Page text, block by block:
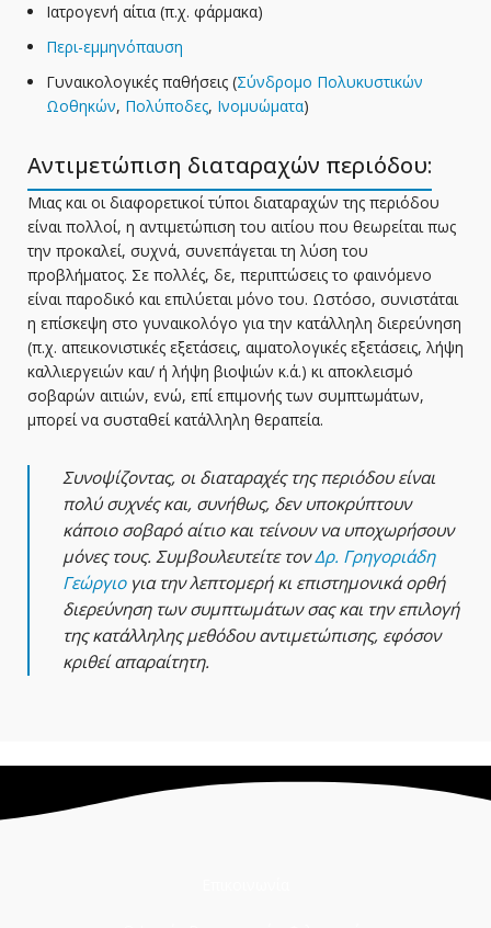
Ιατρογενή αίτια (π.χ. φάρμακα)
Περι-εμμηνόπαυση
Γυναικολογικές παθήσεις (Σύνδρομο Πολυκυστικών
Ωοθηκών, Πολύποδες, Ινομυώματα)
Αντιμετώπιση διαταραχών περιόδου:
Μιας και οι διαφορετικοί τύποι διαταραχών της περιόδου
είναι πολλοί, η αντιμετώπιση του αιτίου που θεωρείται πως
την προκαλεί, συχνά, συνεπάγεται τη λύση του
προβλήματος. Σε πολλές, δε, περιπτώσεις το φαινόμενο
είναι παροδικό και επιλύεται μόνο του. Ωστόσο, συνιστάται
η επίσκεψη στο γυναικολόγο για την κατάλληλη διερεύνηση
(π.χ. απεικονιστικές εξετάσεις, αιματολογικές εξετάσεις, λήψη
καλλιεργειών και/ ή λήψη βιοψιών κ.ά.) κι αποκλεισμό
σοβαρών αιτιών, ενώ, επί επιμονής των συμπτωμάτων,
μπορεί να συσταθεί κατάλληλη θεραπεία.
Συνοψίζοντας, οι διαταραχές της περιόδου είναι
πολύ συχνές και, συνήθως, δεν υποκρύπτουν
κάποιο σοβαρό αίτιο και τείνουν να υποχωρήσουν
μόνες τους. Συμβουλευτείτε τονΔρ. Γρηγοριάδη
Γεώργιογια την λεπτομερή κι επιστημονικά ορθή
διερεύνηση των συμπτωμάτων σας και την επιλογή
της κατάλληλης μεθόδου αντιμετώπισης, εφόσον
κριθεί απαραίτητη.